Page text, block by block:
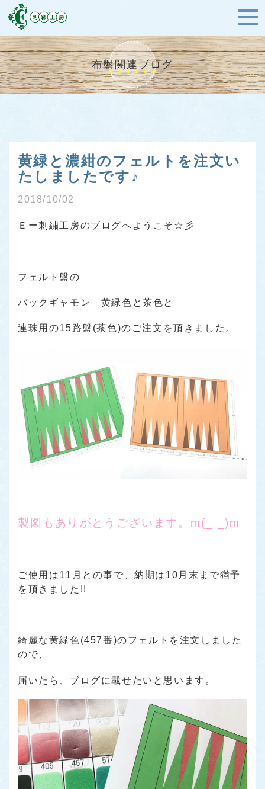
布盤関連ブログ
黄緑と濃紺のフェルトを注文い
たしましたです♪
2018/10/02
Ｅー刺繍工房のブログへようこそ☆彡
フェルト盤の
バックギャモン 黄緑色と茶色と
連珠用の15路盤(茶色)のご注文を頂きました。
製図もありがとうございます。m(_ _)m
ご使用は11月との事で、納期は10月末まで猶予
を頂きました!!
綺麗な黄緑色(457番)のフェルトを注文しました
ので、
届いたら、ブログに載せたいと思います。